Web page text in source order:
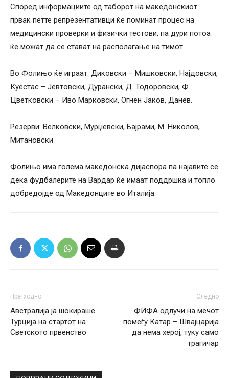
Според информациите од таборот на македонскиот
првак петте репрезентативци ќе поминат процес на
медицински проверки и физички тестови, па дури потоа
ќе можат да се стават на располагање на тимот.
Во Фолињо ќе играат: Диковски – Мишковски, Најдовски,
Куестас – Јевтовски, Дурански, Д. Тодоровски, Ф.
Цветковски – Иво Марковски, Огнен Јаков, Данев.
Резерви: Велковски, Мурџевски, Бајрами, М. Николов,
Митановски
Фолињо има голема македонска дијаспора па најавите се
дека фудбалерите на Вардар ќе имаат поддршка и топло
добредојде од Македонците во Италија.
Претходно
Австралија ја шокираше
Турција на стартот на
Светското првенство
Следно
ФИФА одлучи на мечот
помеѓу Катар – Швајцарија
да нема херој, туку само
трагичар